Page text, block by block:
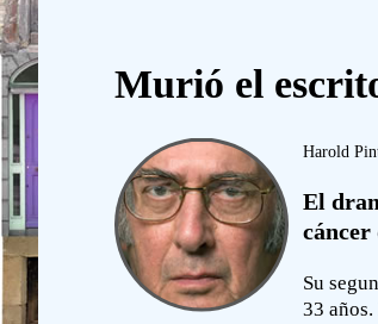
Murió el
Harold
El
cáncer
Su
33